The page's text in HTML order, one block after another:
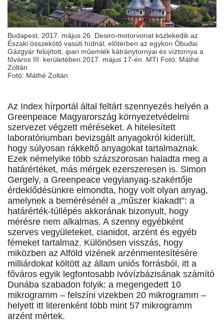
Budapest, 2017. május 26. Desiro-motorvonat közlekedik az
Északi összekötő vasúti hídnál, előtérben az egykori Óbudai
Gázgyár felújított, ipari műemlék kátránytornyai és víztornya a
főváros III. kerületében 2017. május 17-én. MTI Fotó: Máthé
Zoltán
Fotó: Máthé Zoltán
Az Index hírportál által feltárt szennyezés helyén a
Greenpeace Magyarország környezetvédelmi
szervezet végzett méréseket. A hitelesített
laboratóriumban bevizsgált anyagokról kiderült,
hogy súlyosan rákkeltő anyagokat tartalmaznak.
Ezek némelyike több százszorosan haladta meg a
határértéket, más mérgek ezerszeresen is. Simon
Gergely, a Greenpeace vegyianyag-szakértője
érdeklődésünkre elmondta, hogy volt olyan anyag,
amelynek a bemérésénél a „műszer kiakadt”: a
határérték-túllépés akkorának bizonyult, hogy
mérésre nem alkalmas. A szenny egyébként
szerves vegyületeket, cianidot, arzént és egyéb
fémeket tartalmaz. Különösen visszás, hogy
miközben az Alföld vizének arzénmentesítésére
milliárdokat költött az állam uniós forrásból, itt a
főváros egyik legfontosabb ivóvízbázisának számító
Dunába szabadon folyik: a megengedett 10
mikrogramm – felszíni vizekben 20 mikrogramm –
helyett itt literenként több mint 57 mikrogramm
arzént mértek.